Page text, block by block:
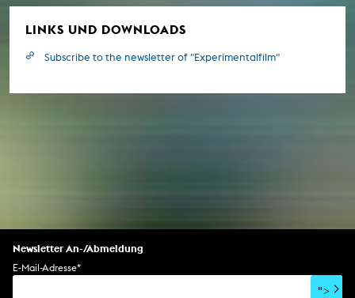
LINKS UND DOWNLOADS
Subscribe to the newsletter of "Experimentalfilm"
Newsletter An-/Abmeldung
E-Mail-Adresse*
">